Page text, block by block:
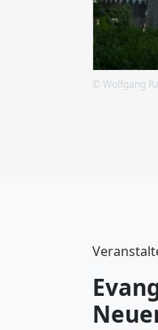
© Wolfgang